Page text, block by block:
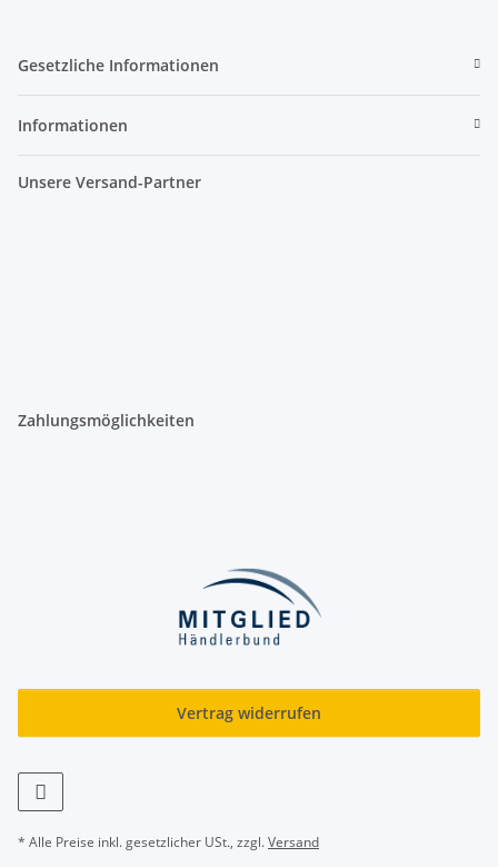
Gesetzliche Informationen
Informationen
Unsere Versand-Partner
Zahlungsmöglichkeiten
Vertrag widerrufen
* Alle Preise inkl. gesetzlicher USt., zzgl.Versand